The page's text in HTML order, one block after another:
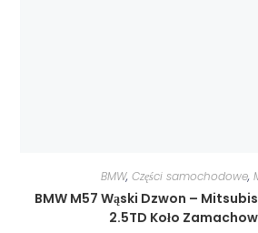
BMW, Części samochodowe,
BMW M57 Wąski Dzwon –
2.5TD Koło